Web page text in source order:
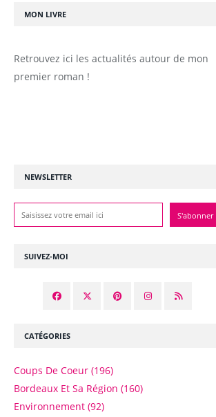
NEWSLETTER
SUIVEZ-MOI
CATÉGORIES
Coups De Coeur (196)
Bordeaux Et Sa Région (160)
Environnement (92)
MON LIVRE
Retrouvez ici les actualités autour de mon
premier roman !